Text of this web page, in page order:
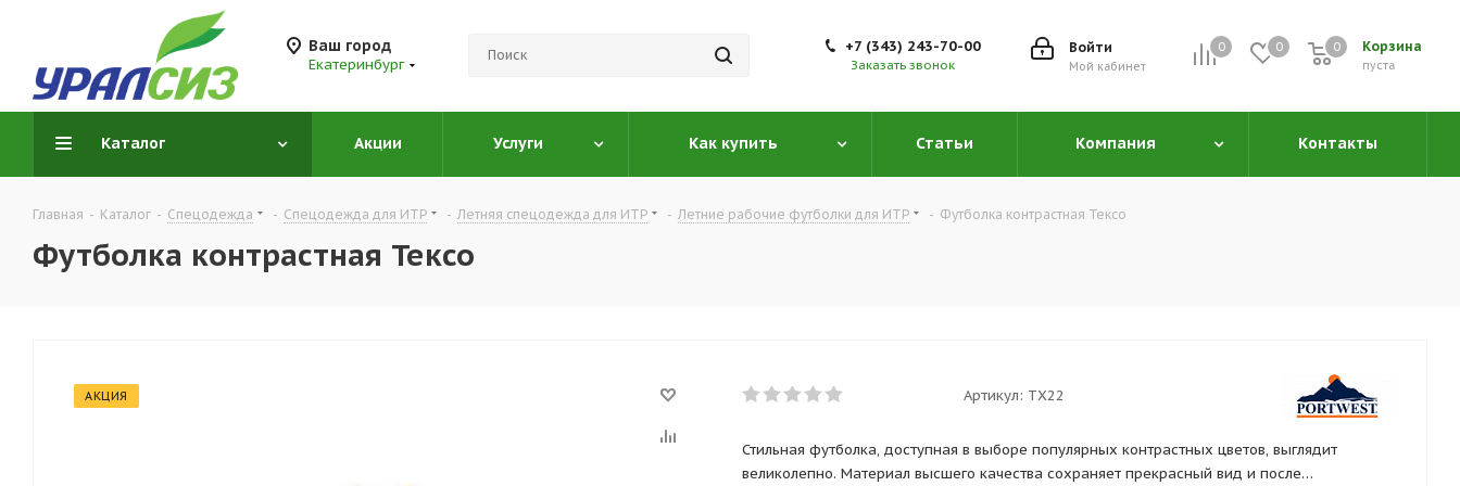
Ваш город
Екатеринбург
0 0 Корзина
0
пуста
0
Войти
Мой кабинет
+7 (343) 243-70-00
Заказать звонок
Каталог Акции Услуги Как купить Статьи Компания Контакты
Главная - Каталог - Спецодежда - Спецодежда для ИТР - Летняя спецодежда для ИТР - Летние рабочие футболки для ИТР - Футболка контрастная Тексо
Футболка контрастная Тексо
АКЦИЯ Артикул: TX22
Стильная футболка, доступная в выборе популярных контрастных цветов, выглядит
великолепно. Материал высшего качества сохраняет прекрасный вид и после